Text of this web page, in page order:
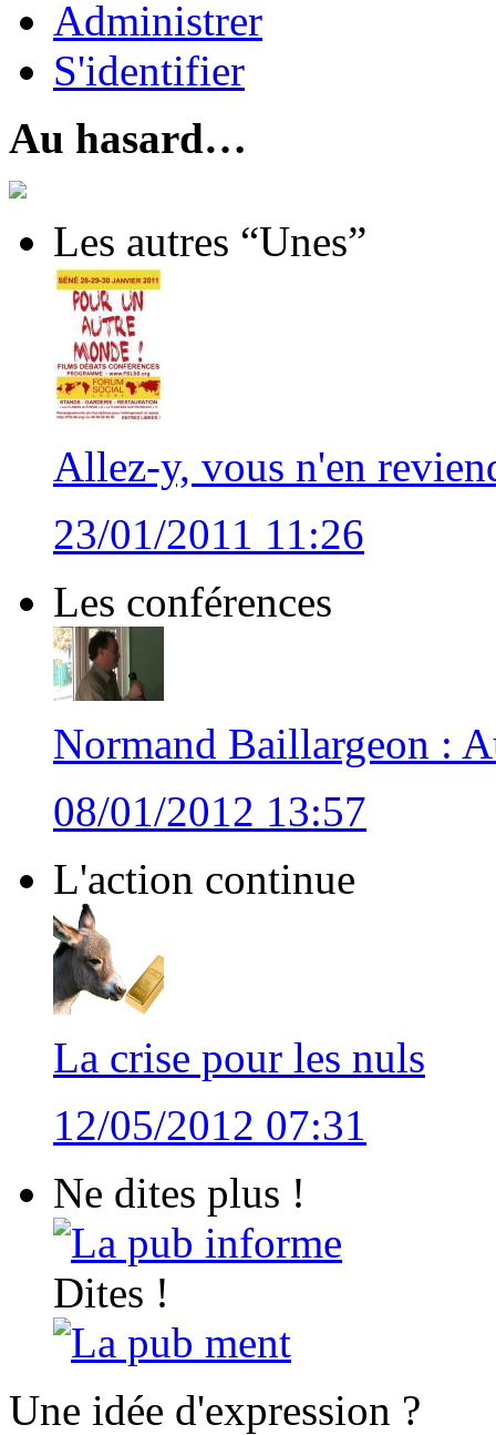
Administrer
S'identifier
Au hasard…
Les autres “Unes”
Allez-y, vous n'en
23/01/2011 11:26
Les conférences
Normand Baillargeon :
08/01/2012 13:57
L'action continue
La crise pour les nuls
12/05/2012 07:31
Ne dites plus !
La pub informe
Dites !
La pub ment
Une idée d'expression ?